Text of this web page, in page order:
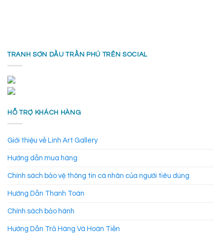
TRANH SƠN DẦU TRẦN PHÚ TRÊN SOCIAL
HỖ TRỢ KHÁCH HÀNG
Giới thiệu về Linh Art Gallery
Hướng dẫn mua hàng
Chính sách bảo vệ thông tin cá nhân của người tiêu dùng
Hướng Dẫn Thanh Toán
Chính sách bảo hành
Hướng Dẫn Trả Hàng Và Hoàn Tiền